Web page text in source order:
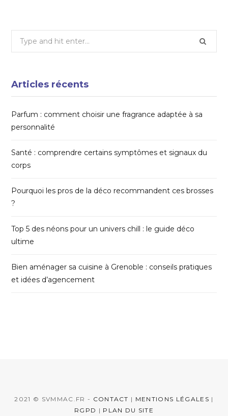
Search
Articles récents
Parfum : comment choisir une fragrance adaptée à sa
personnalité
Santé : comprendre certains symptômes et signaux du
corps
Pourquoi les pros de la déco recommandent ces brosses
?
Top 5 des néons pour un univers chill : le guide déco
ultime
Bien aménager sa cuisine à Grenoble : conseils pratiques
et idées d’agencement
2021 © SVMMAC.FR - CONTACT | MENTIONS LÉGALES |
RGPD | PLAN DU SITE